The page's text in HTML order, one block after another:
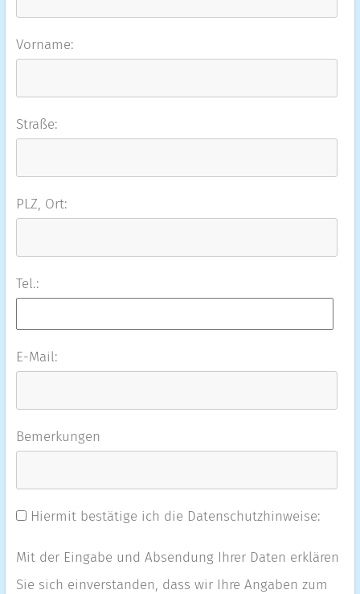
Vorname:
Straße:
PLZ, Ort:
Tel.:
E-Mail:
Bemerkungen
Hiermit bestätige ich die Datenschutzhinweise:
Mit der Eingabe und Absendung Ihrer Daten erklären
Sie sich einverstanden, dass wir Ihre Angaben zum